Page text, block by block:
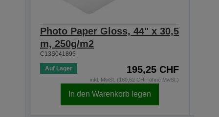
Photo Paper Gloss, 44" x 30,5
m, 250g/m2
C13S041895
Auf Lager 195,25 CHF
inkl. MwSt. (180,62 CHF ohne MwSt.)
In den Warenkorb legen